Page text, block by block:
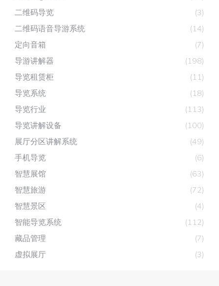
二维码导览
(3)
二维码语音导游系统
(14)
定向音箱
(7)
导游讲解器
(198)
导览租赁柜
(11)
导览系统
(18)
导览行业
(113)
导览讲解设备
(100)
展厅分区讲解系统
(49)
手机导览
(6)
智慧展馆
(63)
智慧旅游
(72)
智慧景区
(4)
智能导览系统
(112)
藏品管理
(7)
虚拟展厅
(3)